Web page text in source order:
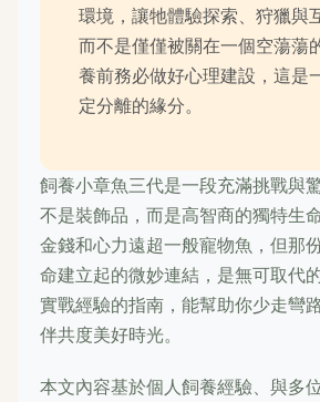
環境，讓牠體驗探索、狩獵與
而不是僅僅被關在一個空蕩蕩
養前務必做好心理建設，這是
定分離的緣分。
飼養小章魚三代是一段充滿挑戰與
不是裝飾品，而是高智商的獨特生
金錢和心力遠超一般寵物魚，但那
命建立起的微妙連結，是無可取代
實戰經驗的指南，能幫助你少走彎
伴共度美好時光。
本文內容基於個人飼養經驗、與多